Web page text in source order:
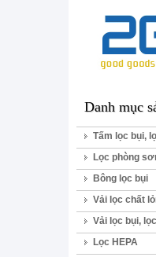
Danh mục
Tấm lọc bụi,
Lọc phòng
Bông lọc bụi
Vải lọc chất
Vải lọc bụi,
Lọc HEPA